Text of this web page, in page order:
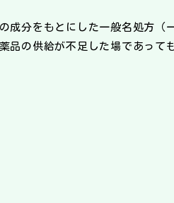
成分をもとにした一般名処方（
品の供給が不足した場であって